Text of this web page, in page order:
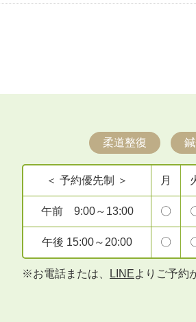
柔道整復
＜ 予約優先制 ＞ 月
午前 9:00～13:00 〇
午後 15:00～20:00 〇
※お電話または、 LINEよりご予約